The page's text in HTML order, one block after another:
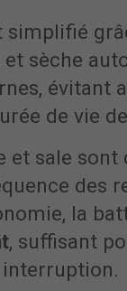
simplifié
et sèche
évitant
de vie
et sale sont
des
la
, suffisant